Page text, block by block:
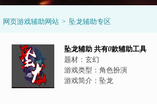
网页游戏辅助网站 > 坠龙辅助专区
坠龙辅助 共有0款辅助工具
题材： 玄幻
游戏类型： 角色扮演
游戏简介： 坠龙